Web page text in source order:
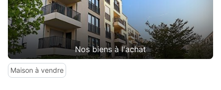
Nos biens à l'achat
Maison à vendre